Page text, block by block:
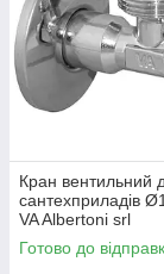
Кран вентильний
сантехприладів
VA Albertoni srl
Готово до